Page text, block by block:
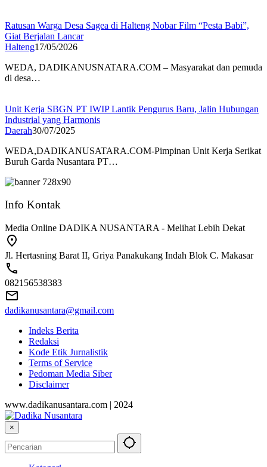
Ratusan Warga Desa Sagea di Halteng Nobar Film “Pesta Babi”,
Giat Berjalan Lancar
Halteng17/05/2026
WEDA, DADIKANUSNATARA.COM – Masyarakat dan pemuda
di desa…
Unit Kerja SBGN PT IWIP Lantik Pengurus Baru, Jalin Hubungan
Industrial yang Harmonis
Daerah30/07/2025
WEDA,DADIKANUSATARA.COM-Pimpinan Unit Kerja Serikat
Buruh Garda Nusantara PT…
Info Kontak
Media Online DADIKA NUSANTARA - Melihat Lebih Dekat
Jl. Hertasning Barat II, Griya Panakukang Indah Blok C. Makasar
082156538383
dadikanusantara@gmail.com
Indeks Berita
Redaksi
Kode Etik Jurnalistik
Terms of Service
Pedoman Media Siber
Disclaimer
www.dadikanusantara.com | 2024
×